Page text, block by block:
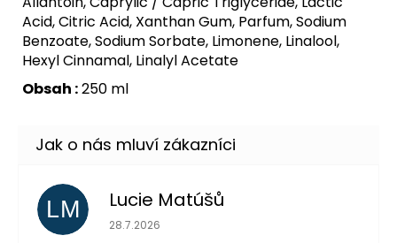
Acid, Citric Acid, Xanthan Gum, Parfum, Sodium
Benzoate, Sodium Sorbate, Limonene, Linalool,
Hexyl Cinnamal, Linalyl Acetate
Obsah :250 ml
LM Lucie Matúšů
Hodnocení obchodu je 5 z 5 hvězdiček.
28.7.2026